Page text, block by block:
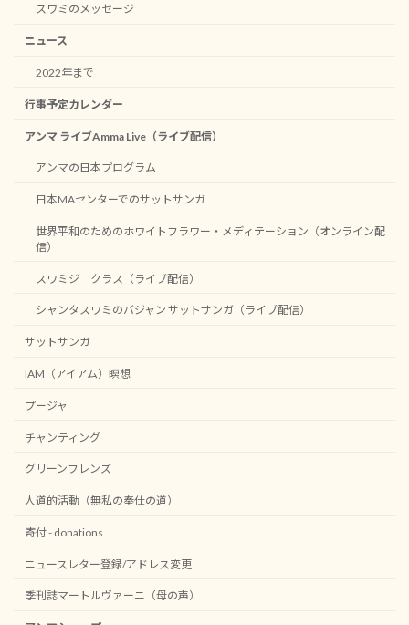
スワミのメッセージ
ニュース
2022年まで
行事予定カレンダー
アンマ ライブAmma Live（ライブ配信）
アンマの日本プログラム
日本MAセンターでのサットサンガ
世界平和のためのホワイトフラワー・メディテーション（オンライン配
信）
スワミジ クラス（ライブ配信）
シャンタスワミのバジャン サットサンガ（ライブ配信）
サットサンガ
IAM（アイアム）瞑想
プージャ
チャンティング
グリーンフレンズ
人道的活動（無私の奉仕の道）
寄付 - donations
ニュースレター登録/アドレス変更
季刊誌マートルヴァーニ（母の声）